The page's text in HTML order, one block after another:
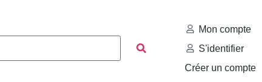
Mon compte
S'identifier
Créer un compte